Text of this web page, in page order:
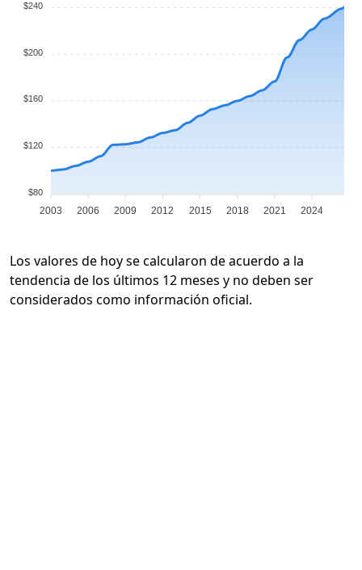
$240
$200
$160
$120
$80
2003 2006 2009 2012 2015 2018 2021 2024
Los valores de hoy se calcularon de acuerdo a la
tendencia de los últimos 12 meses y no deben ser
considerados como información oficial.